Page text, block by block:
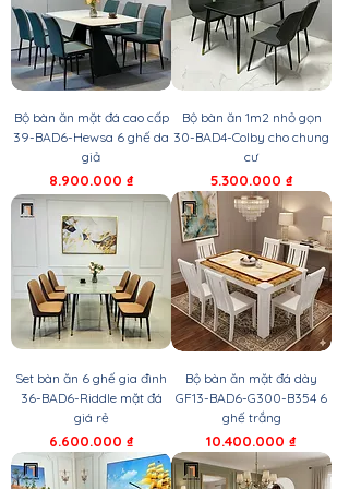
Bộ bàn ăn mặt đá cao cấp
39-BAD6-Hewsa 6 ghế da
giả
Giá
8.900.000 ₫
Bộ bàn ăn 1m2 nhỏ gọn
30-BAD4-Colby cho chung
cư
Giá
5.300.000 ₫
Set bàn ăn 6 ghế gia đình
36-BAD6-Riddle mặt đá
giá rẻ
Giá
6.600.000 ₫
Bộ bàn ăn mặt đá dày
GF13-BAD6-G300-B354 6
ghế trắng
Giá
10.400.000 ₫